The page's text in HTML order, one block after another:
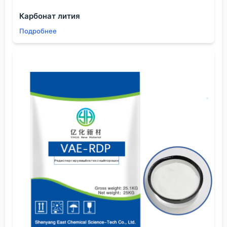
пирролидона
Пирролидон — не универсальный товар. Для
строительных смесей или пестицидов требования
просто пирролидон? по минимальной цене.
непредсказуем. НастоящийКитай Пирролидон
, работающий для высоких технологий, будет
прежде всего говорить о степени чистоты
(например, 99.9% или выше), содержании воды,
металлических примесях. И у него будут разные
линии для разных градаций.
Вспоминается один проект по поставке NMP для
производства полиимидных плёнок. Нужна была
сверхнизкая кислотность. Стандартный продукт с
завода, который отлично шёл для очистки, не
Карбонат лития
Подробнее